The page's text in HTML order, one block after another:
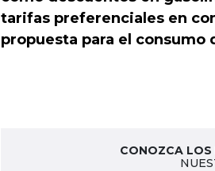
tarifas preferenciales en
propuesta para el consumo
CONOZCA LOS